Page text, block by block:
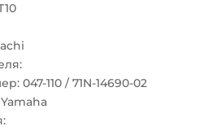
047-110 / 71N-14690-02